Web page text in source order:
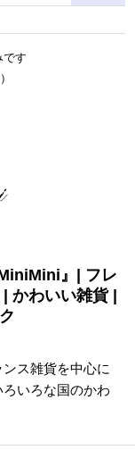
です
』| フレ
かわいい雑貨 |
ス雑貨を中心に
いろな国のかわ